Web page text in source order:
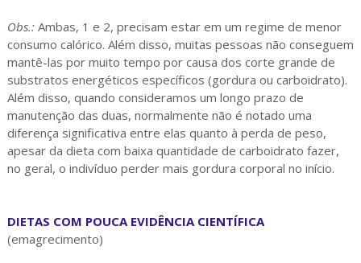
Obs.:Ambas, 1 e 2, precisam estar em um regime de menor
consumo calórico. Além disso, muitas pessoas não conseguem
mantê-las por muito tempo por causa dos corte grande de
substratos energéticos específicos (gordura ou carboidrato).
Além disso, quando consideramos um longo prazo de
manutenção das duas, normalmente não é notado uma
diferença significativa entre elas quanto à perda de peso,
apesar da dieta com baixa quantidade de carboidrato fazer,
no geral, o indivíduo perder mais gordura corporal no início.
DIETAS COM POUCA EVIDÊNCIA CIENTÍFICA
(emagrecimento)